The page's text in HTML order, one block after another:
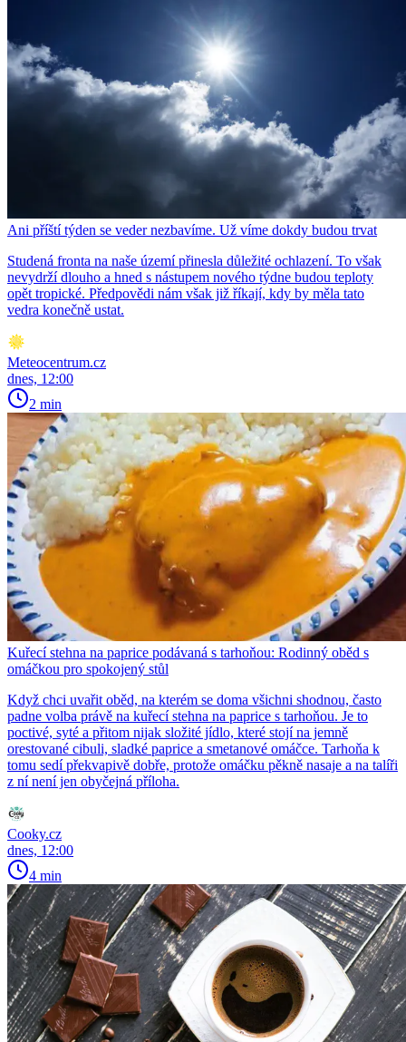
Ani příští týden se veder nezbavíme. Už víme dokdy budou trvat
Studená fronta na naše území přinesla důležité ochlazení. To však
nevydrží dlouho a hned s nástupem nového týdne budou teploty
opět tropické. Předpovědi nám však již říkají, kdy by měla tato
vedra konečně ustat.
Meteocentrum.cz
dnes, 12:00
2 min
Kuřecí stehna na paprice podávaná s tarhoňou: Rodinný oběd s
omáčkou pro spokojený stůl
Když chci uvařit oběd, na kterém se doma všichni shodnou, často
padne volba právě na kuřecí stehna na paprice s tarhoňou. Je to
poctivé, syté a přitom nijak složité jídlo, které stojí na jemně
orestované cibuli, sladké paprice a smetanové omáčce. Tarhoňa k
tomu sedí překvapivě dobře, protože omáčku pěkně nasaje a na talíři
z ní není jen obyčejná příloha.
Cooky.cz
dnes, 12:00
4 min